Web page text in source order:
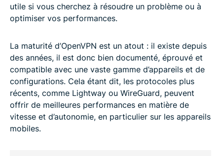
utile si vous cherchez à résoudre un problème ou à
optimiser vos performances.
La maturité d’OpenVPN est un atout : il existe depuis
des années, il est donc bien documenté, éprouvé et
compatible avec une vaste gamme d’appareils et de
configurations. Cela étant dit, les protocoles plus
récents, comme Lightway ou WireGuard, peuvent
offrir de meilleures performances en matière de
vitesse et d’autonomie, en particulier sur les appareils
mobiles.